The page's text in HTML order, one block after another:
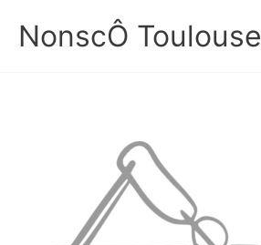
contenu
NonscÔ Toulouse